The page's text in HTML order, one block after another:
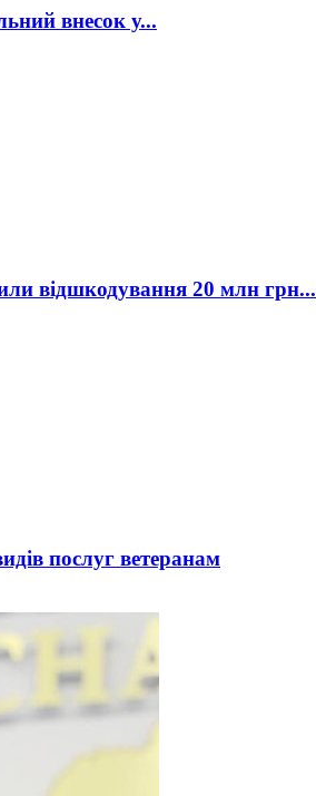
внесок у...
відшкодування 20 млн грн...
послуг ветеранам